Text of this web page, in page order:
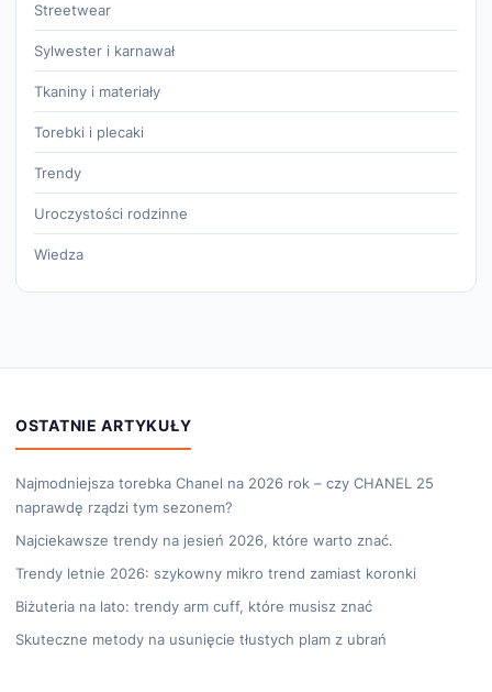
Streetwear
Sylwester i karnawał
Tkaniny i materiały
Torebki i plecaki
Trendy
Uroczystości rodzinne
Wiedza
OSTATNIE ARTYKUŁY
Najmodniejsza torebka Chanel na 2026 rok – czy CHANEL 25
naprawdę rządzi tym sezonem?
Najciekawsze trendy na jesień 2026, które warto znać.
Trendy letnie 2026: szykowny mikro trend zamiast koronki
Biżuteria na lato: trendy arm cuff, które musisz znać
Skuteczne metody na usunięcie tłustych plam z ubrań